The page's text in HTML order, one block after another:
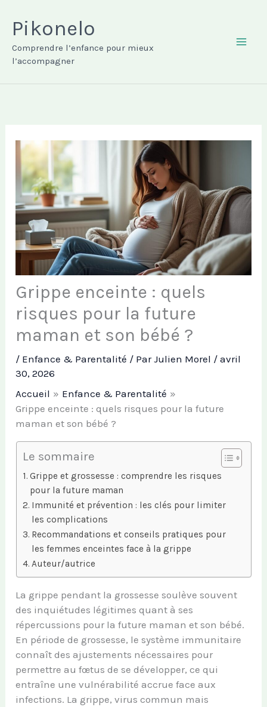
contenu
Pikonelo
Comprendre l’enfance pour mieux
l’accompagner
Grippe enceinte : quels
risques pour la future
maman et son bébé ?
/ Enfance & Parentalité / ParJulien Morel /avril
30, 2026
Accueil
Enfance & Parentalité
Grippe enceinte : quels risques pour la future
maman et son bébé ?
Le sommaire
Grippe et grossesse : comprendre les risques
pour la future maman
Immunité et prévention : les clés pour limiter
les complications
Recommandations et conseils pratiques pour
les femmes enceintes face à la grippe
Auteur/autrice
La grippe pendant la grossesse soulève souvent
des inquiétudes légitimes quant à ses
répercussions pour la future maman et son bébé.
En période de grossesse, le système immunitaire
connaît des ajustements nécessaires pour
permettre au fœtus de se développer, ce qui
entraîne une vulnérabilité accrue face aux
infections. La grippe, virus commun mais